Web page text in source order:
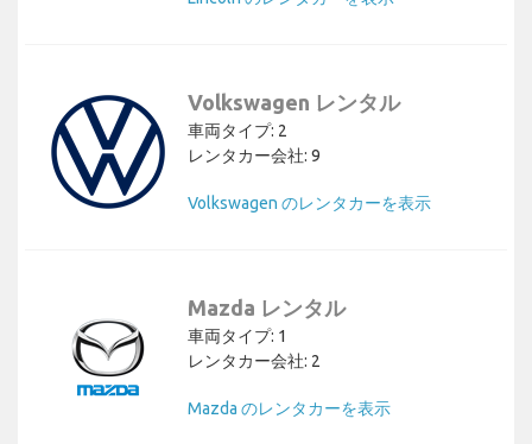
Volkswagen レンタル
車両タイプ: 2
レンタカー会社: 9
Volkswagen のレンタカーを表示
Mazda レンタル
車両タイプ: 1
レンタカー会社: 2
Mazda のレンタカーを表示